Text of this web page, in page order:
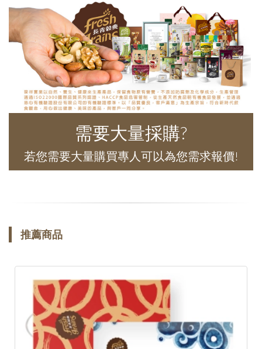
需要大量採購?
若您需要大量購買專人可以為您需求報價!
推薦商品